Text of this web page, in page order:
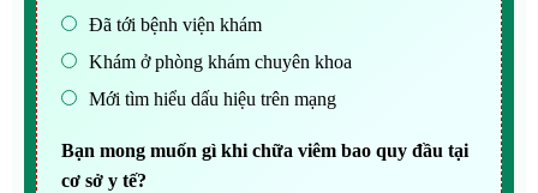
Đã tới bệnh viện khám
Khám ở phòng khám chuyên khoa
Mới tìm hiểu dấu hiệu trên mạng
Bạn mong muốn gì khi chữa viêm bao quy đầu tại
cơ sở y tế?